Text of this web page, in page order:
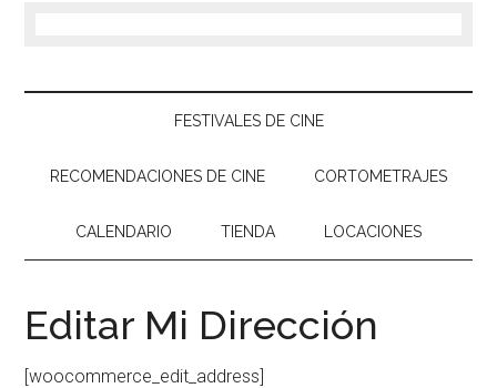
FESTIVALES DE CINE
RECOMENDACIONES DE CINE CORTOMETRAJES
CALENDARIO TIENDA LOCACIONES
Editar Mi Dirección
[woocommerce_edit_address]